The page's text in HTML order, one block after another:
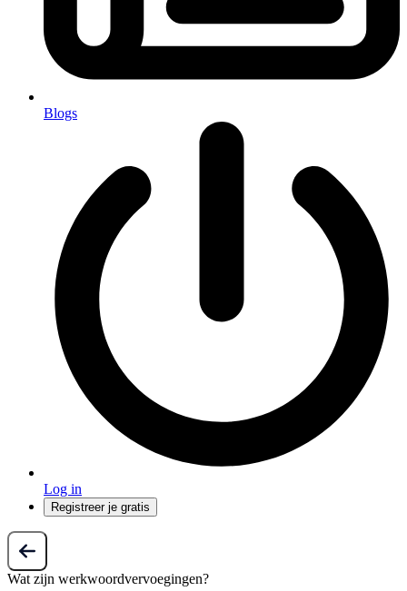
Blogs
Log in
Registreer je gratis
Wat zijn werkwoordvervoegingen?